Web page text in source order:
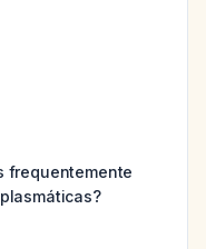
frequentemente